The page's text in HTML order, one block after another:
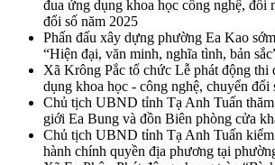
đua ứng dụng khoa học công nghệ, đổi
đổi số năm 2025
Phấn đấu xây dựng phường Ea Kao
“Hiện đại, văn minh, nghĩa tình, bản
Xã Krông Pắc tổ chức Lễ phát động thi
dụng khoa học - công nghệ, chuyển đổi
Chủ tịch UBND tỉnh Tạ Anh Tuấn
giới Ea Bung và đồn Biên phòng cửa
Chủ tịch UBND tỉnh Tạ Anh Tuấn kiểm
hành chính quyền địa phương tại